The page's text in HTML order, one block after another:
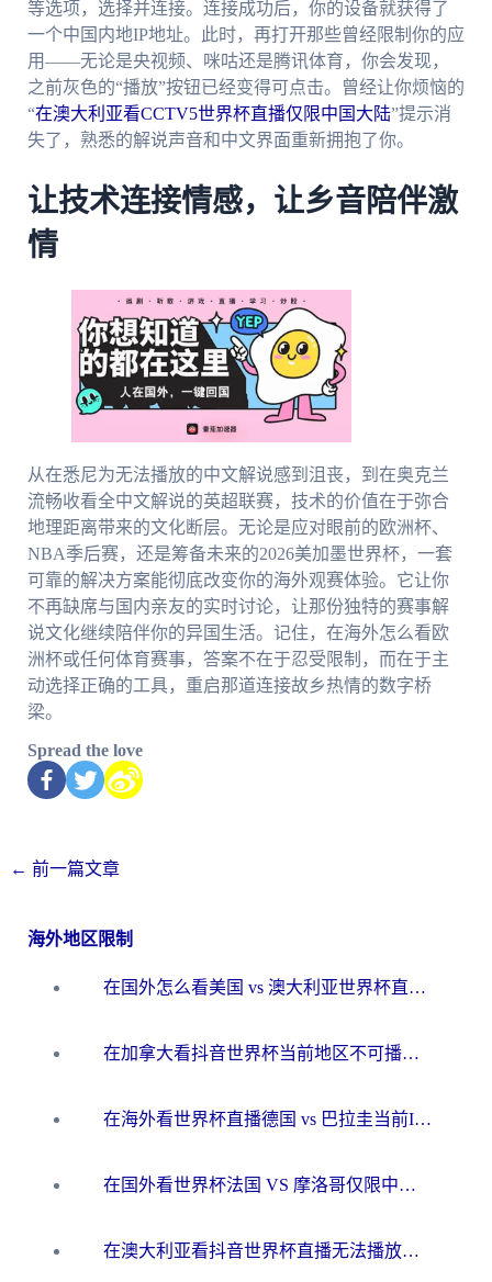
等选项，选择并连接。连接成功后，你的设备就获得了
一个中国内地IP地址。此时，再打开那些曾经限制你的应
用——无论是央视频、咪咕还是腾讯体育，你会发现，
之前灰色的“播放”按钮已经变得可点击。曾经让你烦恼的
“在澳大利亚看CCTV5世界杯直播仅限中国大陆”提示消
失了，熟悉的解说声音和中文界面重新拥抱了你。
让技术连接情感，让乡音陪伴激
情
从在悉尼为无法播放的中文解说感到沮丧，到在奥克兰
流畅收看全中文解说的英超联赛，技术的价值在于弥合
地理距离带来的文化断层。无论是应对眼前的欧洲杯、
NBA季后赛，还是筹备未来的2026美加墨世界杯，一套
可靠的解决方案能彻底改变你的海外观赛体验。它让你
不再缺席与国内亲友的实时讨论，让那份独特的赛事解
说文化继续陪伴你的异国生活。记住，在海外怎么看欧
洲杯或任何体育赛事，答案不在于忍受限制，而在于主
动选择正确的工具，重启那道连接故乡热情的数字桥
梁。
Spread the love
← 前一篇文章
海外地区限制
在国外怎么看美国 vs 澳大利亚世界杯直播？海外党必藏的中文解说观赛指南
在加拿大看抖音世界杯当前地区不可播放？海外党体育观赛终极指南
在海外看世界杯直播德国 vs 巴拉圭当前IP受限制？这篇指南帮你轻松解决地区限制
在国外看世界杯法国 VS 摩洛哥仅限中国大陆？别让地域限制拦下你的欢呼
在澳大利亚看抖音世界杯直播无法播放？海外党体育观赛终极指南来了！